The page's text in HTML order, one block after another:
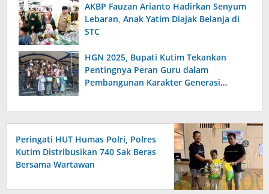
AKBP Fauzan Arianto Hadirkan Senyum
Lebaran, Anak Yatim Diajak Belanja di
STC
HGN 2025, Bupati Kutim Tekankan
Pentingnya Peran Guru dalam
Pembangunan Karakter Generasi
Peringati HUT Humas Polri, Polres
Kutim Distribusikan 740 Sak Beras
Bersama Wartawan